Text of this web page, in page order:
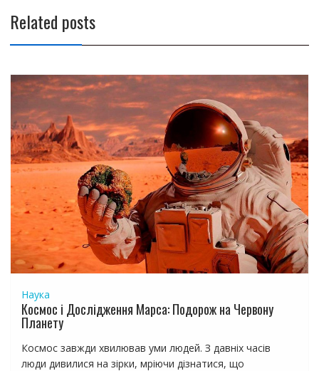
а
ц
и
я
п
о
з
а
п
и
с
я
м
Related posts
Наука
Космос і Дослідження Марса: Подорож на Червону
Планету
Космос завжди хвилював уми людей. З давніх часів
люди дивилися на зірки, мріючи дізнатися, що